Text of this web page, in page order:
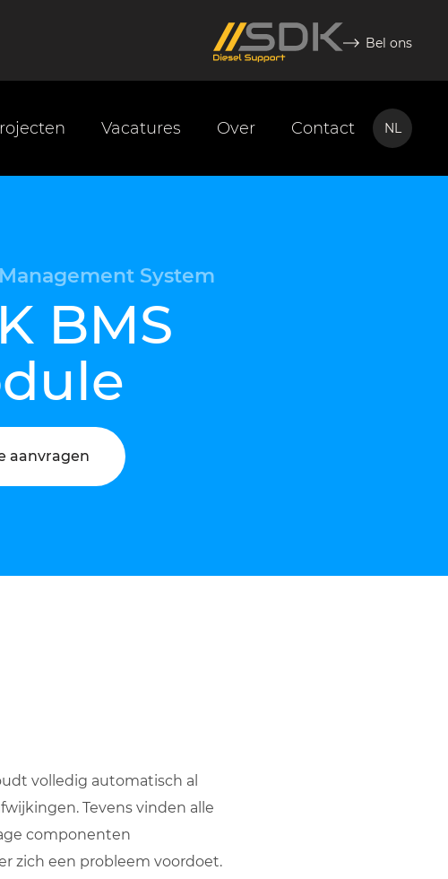
Bel ons
Vacatures Over Contact NL
System
BMS
aanvragen
volledig automatisch al
Tevens vinden alle
componenten
zich een probleem voordoet.